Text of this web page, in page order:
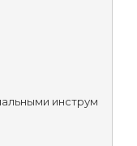
инструм